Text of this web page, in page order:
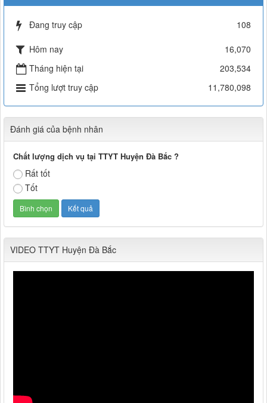
Cách chặn 5 bệnh hô hấp dễ mắc
Cách chặn 5 bệnh hô hấp dễ mắc
Thời gian đăng: 11/10/2019
Tiếp tục tăng cường công tác lãnh, chỉ đạo phòng,
Tiếp tục tăng cường công tác lãnh, chỉ đạo phòng, chống
dịch tả lợn châu Phi
Thời gian đăng: 11/10/2019
Đang truy cập 108
Hôm nay
16,070
Tháng hiện tại
203,534
Tổng lượt truy cập
11,780,098
Đánh giá của bệnh nhân
Chất lượng dịch vụ tại TTYT Huyện Đà Bắc ?
Rất tốt
Tốt
VIDEO TTYT Huyện Đà Bắc